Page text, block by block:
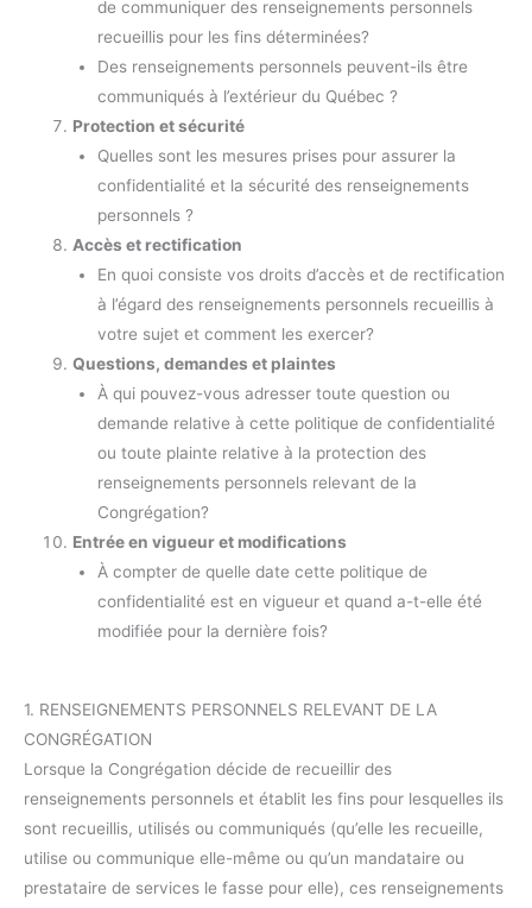
de communiquer des renseignements personnels
recueillis pour les fins déterminées?
Des renseignements personnels peuvent-ils être
communiqués à l’extérieur du Québec ?
Protection et sécurité
Quelles sont les mesures prises pour assurer la
confidentialité et la sécurité des renseignements
personnels ?
Accès et rectification
En quoi consiste vos droits d’accès et de rectification
à l’égard des renseignements personnels recueillis à
votre sujet et comment les exercer?
Questions, demandes et plaintes
À qui pouvez-vous adresser toute question ou
demande relative à cette politique de confidentialité
ou toute plainte relative à la protection des
renseignements personnels relevant de la
Congrégation?
Entrée en vigueur et modifications
À compter de quelle date cette politique de
confidentialité est en vigueur et quand a-t-elle été
modifiée pour la dernière fois?
1. RENSEIGNEMENTS PERSONNELS RELEVANT DE LA
CONGRÉGATION
Lorsque la Congrégation décide de recueillir des
renseignements personnels et établit les fins pour lesquelles ils
sont recueillis, utilisés ou communiqués (qu’elle les recueille,
utilise ou communique elle-même ou qu’un mandataire ou
prestataire de services le fasse pour elle), ces renseignements